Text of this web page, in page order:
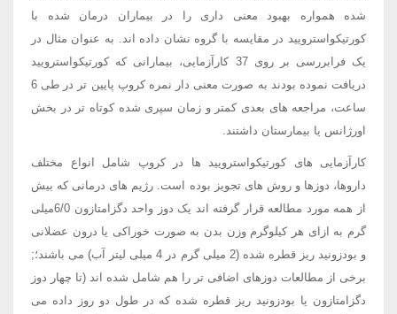
شده همواره بهبود معنی داری را در بیماران درمان شده با
کورتیکواسترویید در مقایسه با گروه نشان داده اند. به عنوان مثال در
یک فرابررسی بر روی 37 کارآزمایی، بیمارانی که کورتیکواسترویید
دریافت نموده بودند به صورت معنی دار نمره کروپ پایین تر در طی 6
ساعت، مراجعه های بعدی کمتر و زمان سپری شده کوتاه تر در بخش
اورژانس یا بیمارستان داشتند.
کارآزمایی های کورتیکواسترویید ها در کروپ شامل انواع مختلف
داروها، دوزها و روش های تجویز بوده است. رژیم های درمانی که بیش
از همه مورد مطالعه قرار گرفته اند یک دوز واحد دگزامتازون 6/0میلی
گرم به ازای هر کیلوگرم وزن بدن به صورت خوراکی یا درون عضلانی
و بودزونید ریز قطره شده (2 میلی گرم در 4 میلی لیتر آب) می باشند؛;
برخی از مطالعات دوزهای اضافی تر را هم شامل شده اند (تا چهار دوز
دگزامتازون یا بودزونید ریز قطره شده که در طول دو روز داده می